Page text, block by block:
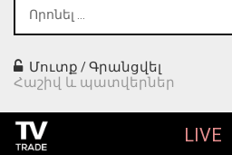
Մուտք /Գրանցվել
Հաշիվ և պատվերներ
LIVE